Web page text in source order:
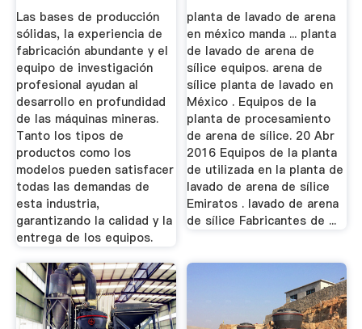
Las bases de producción
sólidas, la experiencia de
fabricación abundante y el
equipo de investigación
profesional ayudan al
desarrollo en profundidad
de las máquinas mineras.
Tanto los tipos de
productos como los
modelos pueden satisfacer
todas las demandas de
esta industria,
garantizando la calidad y la
entrega de los equipos.
planta de lavado de arena
en méxico manda ... planta
de lavado de arena de
sílice equipos. arena de
sílice planta de lavado en
México . Equipos de la
planta de procesamiento
de arena de sílice. 20 Abr
2016 Equipos de la planta
de utilizada en la planta de
lavado de arena de sílice
Emiratos . lavado de arena
de sílice Fabricantes de ...